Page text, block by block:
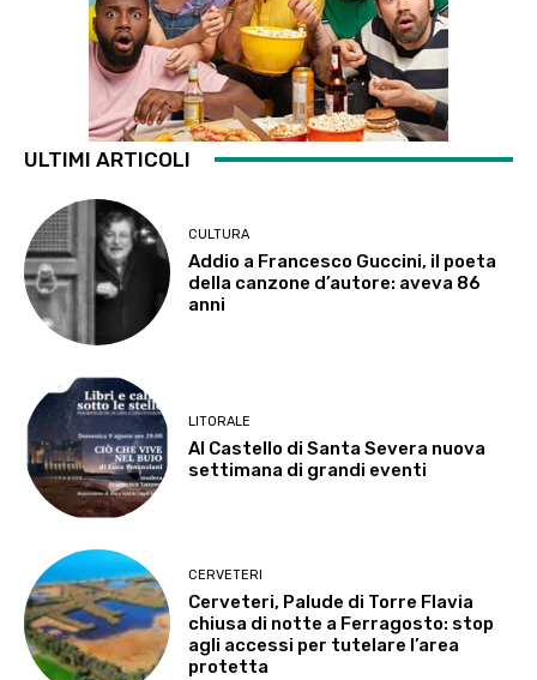
ULTIMI ARTICOLI
CULTURA
Addio a Francesco Guccini, il poeta
della canzone d’autore: aveva 86
anni
LITORALE
Al Castello di Santa Severa nuova
settimana di grandi eventi
CERVETERI
Cerveteri, Palude di Torre Flavia
chiusa di notte a Ferragosto: stop
agli accessi per tutelare l’area
protetta